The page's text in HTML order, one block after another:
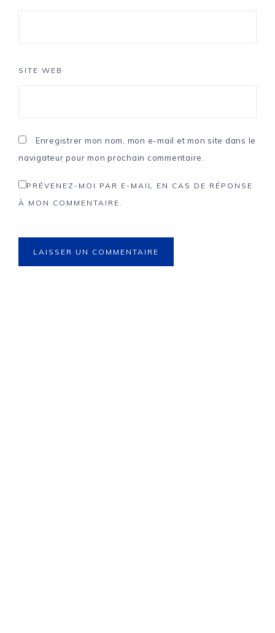
SITE WEB
Enregistrer mon nom, mon e-mail et mon site dans le
navigateur pour mon prochain commentaire.
PRÉVENEZ-MOI PAR E-MAIL EN CAS DE RÉPONSE
À MON COMMENTAIRE.